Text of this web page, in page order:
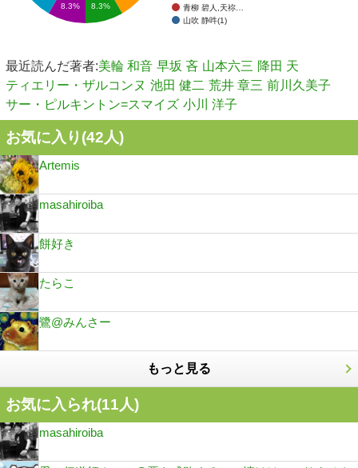
青柳 碧人,天祢…
山吹 静吽(1)
8.3%
8.3%
最近読んだ著者:美輪 和音 早坂 吝 山本六三 降田 天
ティエリー・ザルコンヌ 池田 健二 荒井 章三 前川久美子
サー・ピルキントン=スマイズ 小川 洋子
お気に入り(42人)
Artemis
masahiroiba
餅好き
たらこ
鷺@みんさー
もっと見る
お気に入られ(11人)
masahiroiba